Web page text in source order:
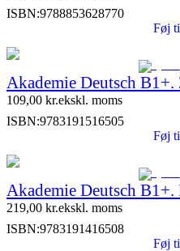
ISBN:9788853628770
Føj
Akademie Deutsch B1+.
109,00 kr.ekskl. moms
ISBN:9783191516505
Føj
Akademie Deutsch
219,00 kr.ekskl. moms
ISBN:9783191416508
Føj